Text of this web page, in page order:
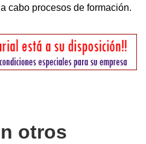
cabo procesos de formación.
otros